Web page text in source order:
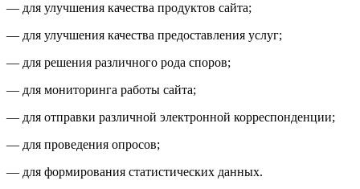
— для улучшения качества продуктов сайта;
— для улучшения качества предоставления услуг;
— для решения различного рода споров;
— для мониторинга работы сайта;
— для отправки различной электронной корреспонденции;
— для проведения опросов;
— для формирования статистических данных.